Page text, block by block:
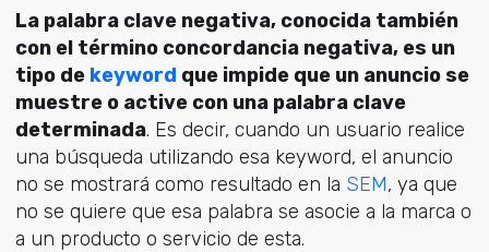
La palabra clave negativa, conocida también
con el término concordancia negativa, es un
tipo de keyword que impide que un anuncio se
muestre o active con una palabra clave
determinada. Es decir, cuando un usuario realice
una búsqueda utilizando esa keyword, el anuncio
no se mostrará como resultado en la SEM, ya que
no se quiere que esa palabra se asocie a la marca o
a un producto o servicio de esta.